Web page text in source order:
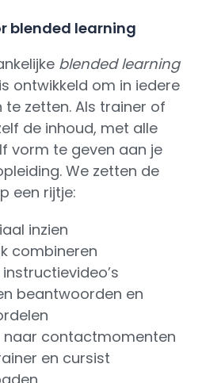
blended learning
blended learning
ontwikkeld om in iedere
zetten. Als trainer of
de inhoud, met alle
vorm te geven aan je
We zetten de
een rijtje:
inzien
combineren
beantwoorden en
naar contactmomenten
en cursist